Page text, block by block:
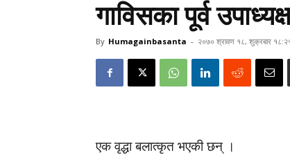
गाविसका पूर्व
By Humagainbasanta - २०७० श्रावण १८, शुक्रबार
एक वृद्धा बलात्कृत भएकी छन् ।